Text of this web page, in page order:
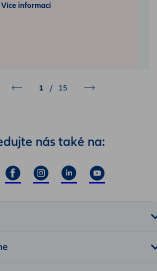
Více informací
1 / 15
nás také na: